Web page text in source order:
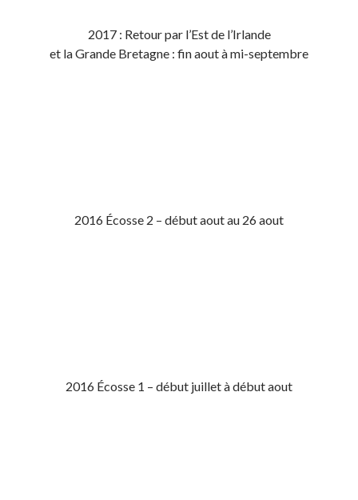
2017 : Retour par l’Est de l’Irlande
et la Grande Bretagne : fin aout à mi-septembre
2016 Écosse 2 – début aout au 26 aout
2016 Écosse 1 – début juillet à début aout